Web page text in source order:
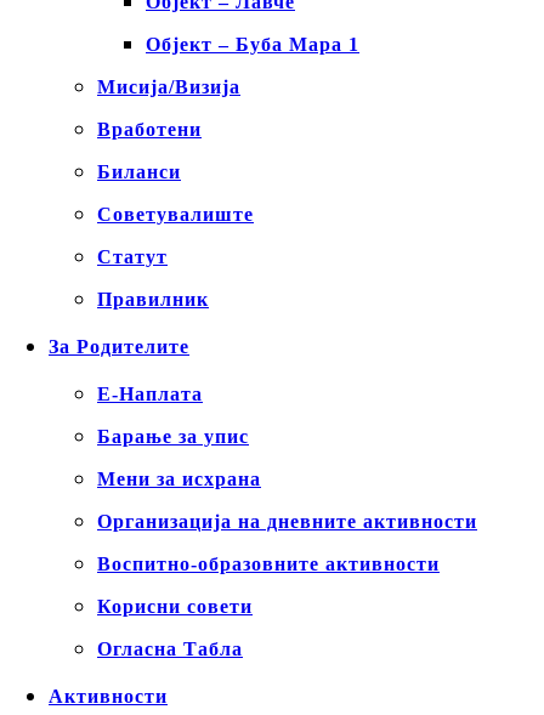
Објект – Буба Мара 1
Мисија/Визија
Вработени
Биланси
Советувалиште
Статут
Правилник
За Родителите
Е-Наплата
Барање за упис
Мени за исхрана
Организација на дневните активности
Воспитно-образовните активности
Корисни совети
Огласна Табла
Активности